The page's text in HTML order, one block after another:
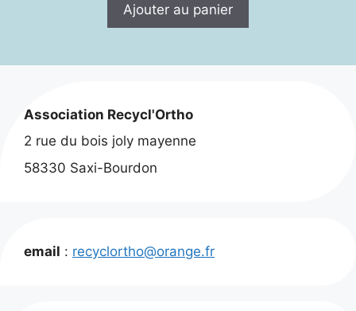
Ajouter au panier
Association Recycl'Ortho
2 rue du bois joly mayenne
58330 Saxi-Bourdon
email : recyclortho@orange.fr